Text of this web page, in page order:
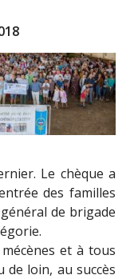
Le chèque a
des familles
de brigade
et à tous
loin, au succès